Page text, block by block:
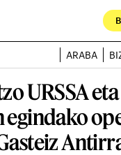
ARABA
URSSA